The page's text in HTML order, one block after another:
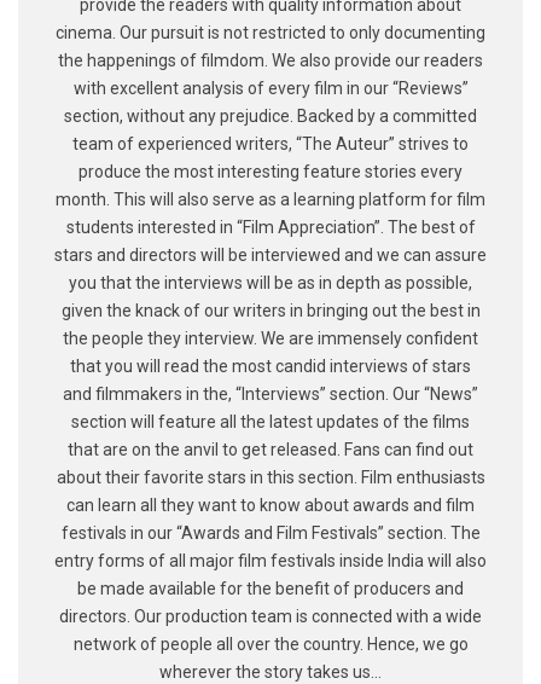
provide the readers with quality information about
cinema. Our pursuit is not restricted to only documenting
the happenings of filmdom. We also provide our readers
with excellent analysis of every film in our “Reviews”
section, without any prejudice. Backed by a committed
team of experienced writers, “The Auteur” strives to
produce the most interesting feature stories every
month. This will also serve as a learning platform for film
students interested in “Film Appreciation”. The best of
stars and directors will be interviewed and we can assure
you that the interviews will be as in depth as possible,
given the knack of our writers in bringing out the best in
the people they interview. We are immensely confident
that you will read the most candid interviews of stars
and filmmakers in the, “Interviews” section. Our “News”
section will feature all the latest updates of the films
that are on the anvil to get released. Fans can find out
about their favorite stars in this section. Film enthusiasts
can learn all they want to know about awards and film
festivals in our “Awards and Film Festivals” section. The
entry forms of all major film festivals inside India will also
be made available for the benefit of producers and
directors. Our production team is connected with a wide
network of people all over the country. Hence, we go
wherever the story takes us...